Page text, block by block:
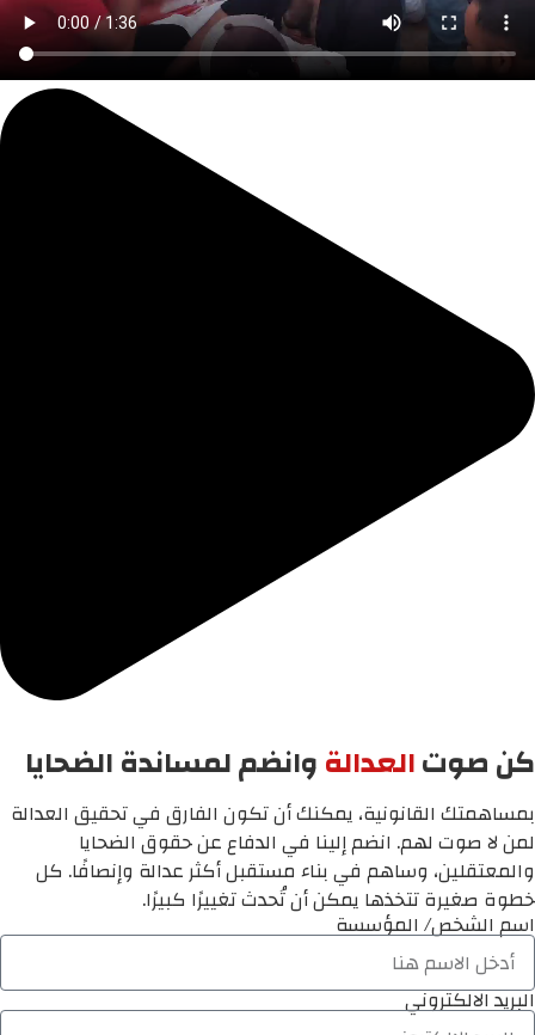
كن صوتالعدالةوانضم لمساندة الضحايا
بمساهمتك القانونية، يمكنك أن تكون الفارق في تحقيق العدالة
لمن لا صوت لهم. انضم إلينا في الدفاع عن حقوق الضحايا
والمعتقلين، وساهم في بناء مستقبل أكثر عدالة وإنصافًا. كل
خطوة صغيرة تتخذها يمكن أن تُحدث تغييرًا كبيرًا.
اسم الشخص/ المؤسسة
البريد الالكتروني